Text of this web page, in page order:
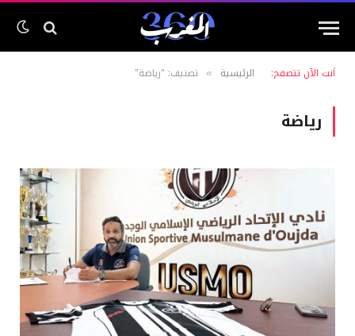
أنت الآن تتصفح: الرئيسية » تصنيف: "رياضة"
رياضة